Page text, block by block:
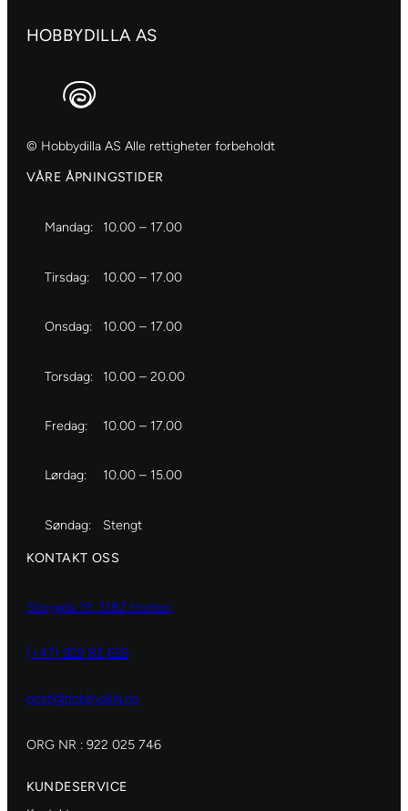
HOBBYDILLA AS
© Hobbydilla AS Alle rettigheter forbeholdt
VÅRE ÅPNINGSTIDER
Mandag: 10.00 – 17.00
Tirsdag: 10.00 – 17.00
Onsdag: 10.00 – 17.00
Torsdag: 10.00 – 20.00
Fredag: 10.00 – 17.00
Lørdag: 10.00 – 15.00
Søndag: Stengt
KONTAKT OSS
Storgata 19, 3182 Horten
(+47) 929 82 626
post@hobbydilla.no
ORG NR : 922 025 746
KUNDESERVICE